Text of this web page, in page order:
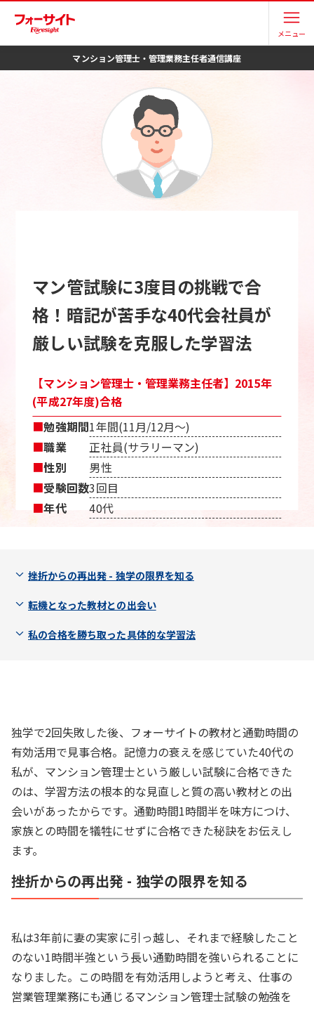
メニュー
マンション管理士・管理業務主任者通信講座
マン管試験に3度目の挑戦で合
格！暗記が苦手な40代会社員が
厳しい試験を克服した学習法
【マンション管理士・管理業務主任者】2015年
(平成27年度)合格
■勉強期間1年間(11月/12月〜)
■職業
正社員(サラリーマン)
■性別
男性
■受験回数3回目
■年代 40代
挫折からの再出発 - 独学の限界を知る
転機となった教材との出会い
私の合格を勝ち取った具体的な学習法
独学で2回失敗した後、フォーサイトの教材と通勤時間の
有効活用で見事合格。記憶力の衰えを感じていた40代の
私が、マンション管理士という厳しい試験に合格できた
のは、学習方法の根本的な見直しと質の高い教材との出
会いがあったからです。通勤時間1時間半を味方につけ、
家族との時間を犠牲にせずに合格できた秘訣をお伝えし
ます。
挫折からの再出発 - 独学の限界を知る
私は3年前に妻の実家に引っ越し、それまで経験したこと
のない1時間半強という長い通勤時間を強いられることに
なりました。この時間を有効活用しようと考え、仕事の
営業管理業務にも通じるマンション管理士試験の勉強を